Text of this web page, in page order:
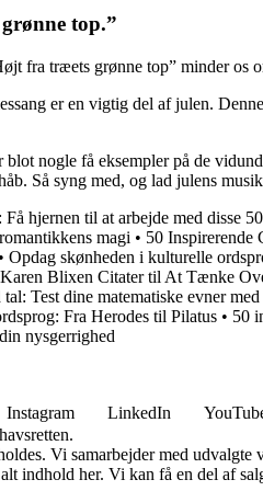
top.”
fra træets grønne top” minder os
er en vigtig del af julen.
blot nogle få eksempler på de
Så syng med, og lad julens
Få hjernen til at arbejde med disse
magi • 50 Inspirerende
• Opdag skønheden i kulturelle
Blixen Citater til At Tænke
tal: Test dine matematiske evner
Fra Herodes til Pilatus • 50
nysgerrighed
Instagram LinkedIn
Vi samarbejder med
indhold her. Vi kan få en del af